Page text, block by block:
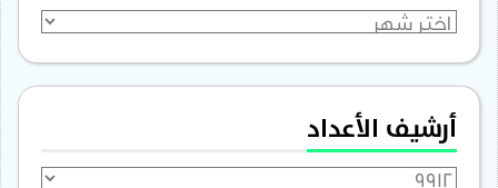
الأرشيف
أرشيف الأعداد